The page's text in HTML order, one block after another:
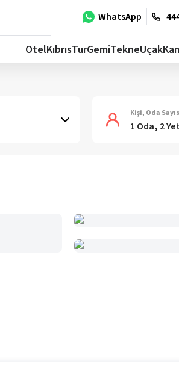
WhatsApp
OtelKıbrısTurGemiTekneUçak
Kişi, Oda
1 Oda, 2